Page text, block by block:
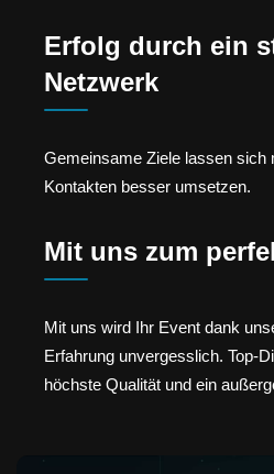
Erfolg durch ein
Netzwerk
Gemeinsame Ziele lassen sich
Kontakten besser umsetzen.
Mit uns zum
Mit uns wird Ihr Event dank
Erfahrung unvergesslich. Top-
höchste Qualität und ein